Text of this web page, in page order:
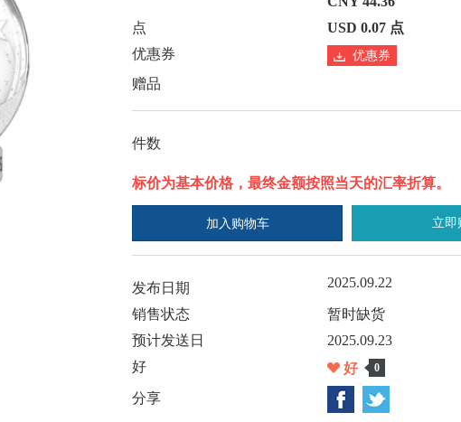
点
USD 0.07 点
优惠券
优惠券
赠品
件数
标价为基本价格，最终金额按照当天的汇率折算。
加入购物车 立即
发布日期 2025.09.22
销售状态
暂时缺货
预计发送日
2025.09.23
好
好 0
分享